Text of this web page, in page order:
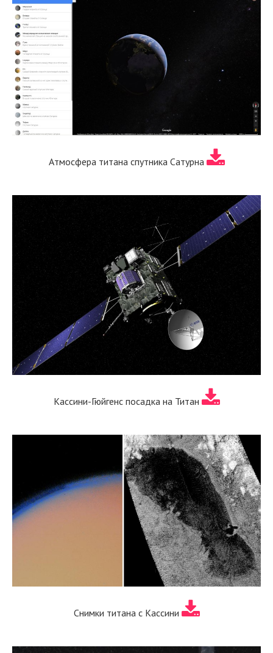
Атмосфера титана спутника Сатурна
Кассини-Гюйгенс посадка на Титан
Снимки титана с Кассини